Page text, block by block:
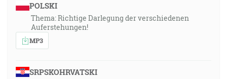
POLSKI
Thema: Richtige Darlegung der verschiedenen
Auferstehungen!
MP3
SRPSKOHRVATSKI